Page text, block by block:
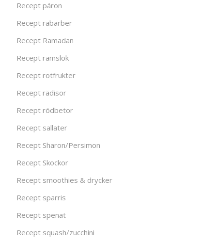
Recept päron
Recept rabarber
Recept Ramadan
Recept ramslök
Recept rotfrukter
Recept rädisor
Recept rödbetor
Recept sallater
Recept Sharon/Persimon
Recept Skockor
Recept smoothies & drycker
Recept sparris
Recept spenat
Recept squash/zucchini